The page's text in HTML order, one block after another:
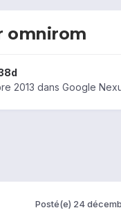
omnirom
2013 dans Google
Posté(e) 24